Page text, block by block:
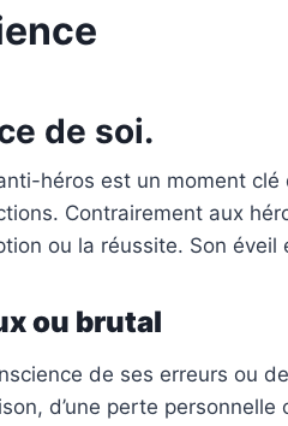
de soi.
héros est un moment
Contrairement aux
ou la réussite. Son
ou brutal
de ses erreurs ou
d’une perte